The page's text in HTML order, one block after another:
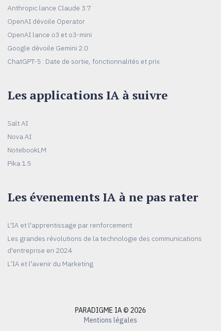
Anthropic lance Claude 3.7
OpenAI dévoile Operator
OpenAI lance o3 et o3-mini
Google dévoile Gemini 2.0
ChatGPT-5 : Date de sortie, fonctionnalités et prix
Les applications IA à suivre
Salt AI
Nova AI
NotebookLM
Pika 1.5
Les évenements IA à ne pas rater
L'IA et l'apprentissage par renforcement
Les grandes révolutions de la technologie des communications
d'entreprise en 2024
L’IA et l'avenir du Marketing
PARADIGME IA © 2026
Mentions légales